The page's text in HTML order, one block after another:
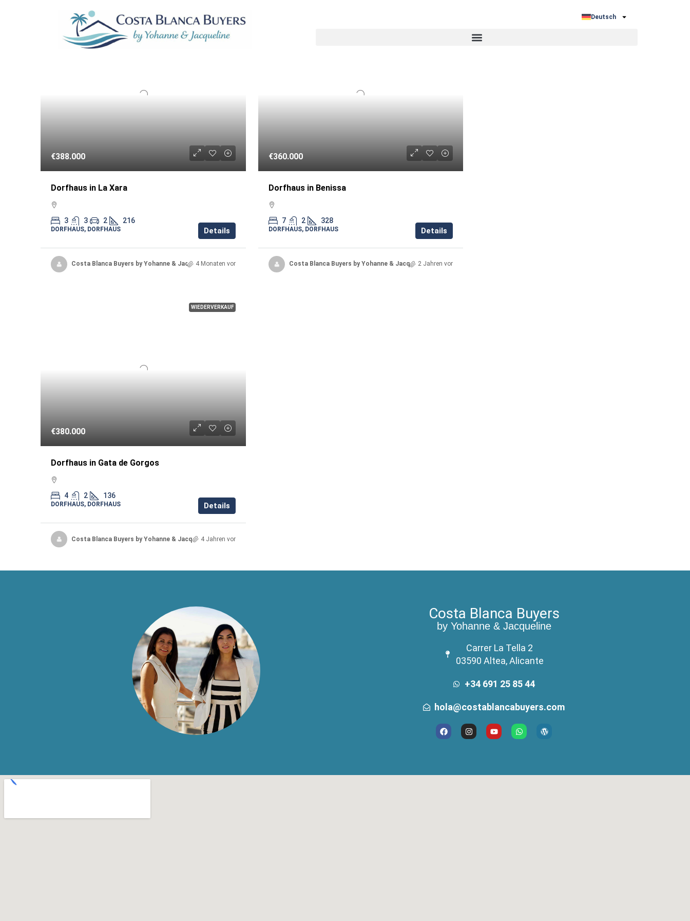
Deutsch
WIEDERVERKAUF
€388.000
Dorfhaus in La Xara
3 3 2 216
DORFHAUS, DORFHAUS Details
Costa Blanca Buyers by Yohanne & Jacqueline4 Monaten vor
€360.000
Dorfhaus in Benissa
7 2 328
DORFHAUS, DORFHAUS Details
Costa Blanca Buyers by Yohanne & Jacqueline2 Jahren vor
WIEDERVERKAUF
€380.000
Dorfhaus in Gata de Gorgos
4 2 136
DORFHAUS, DORFHAUS Details
Costa Blanca Buyers by Yohanne & Jacqueline4 Jahren vor
Costa Blanca Buyers
by Yohanne & Jacqueline
Carrer La Tella 2
03590 Altea, Alicante
+34 691 25 85 44
hola@costablancabuyers.com